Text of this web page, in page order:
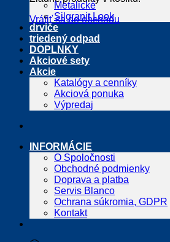
Vrátiť sa do obchodu
Metalické
Silgranit Look
drviče
triedený odpad
DOPLNKY
Akciové sety
Akcie
Katalógy a cenníky
Akciová ponuka
Výpredaj
INFORMÁCIE
O Spoločnosti
Obchodné podmienky
Doprava a platba
Servis Blanco
Ochrana súkromia, GDPR
Kontakt